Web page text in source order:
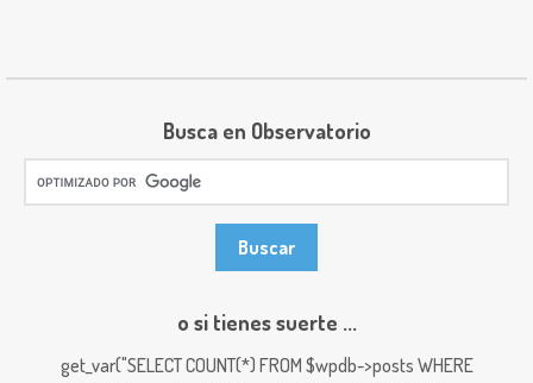
Busca en Observatorio
o si tienes suerte ...
get_var("SELECT COUNT(*) FROM $wpdb->posts WHERE